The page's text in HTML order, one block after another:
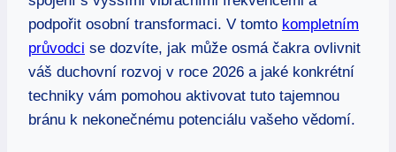
podpořit osobní transformaci. V tomto kompletním
průvodci se dozvíte, jak může osmá čakra ovlivnit
váš duchovní rozvoj v roce 2026 a jaké konkrétní
techniky vám pomohou aktivovat tuto tajemnou
bránu k nekonečnému potenciálu vašeho vědomí.